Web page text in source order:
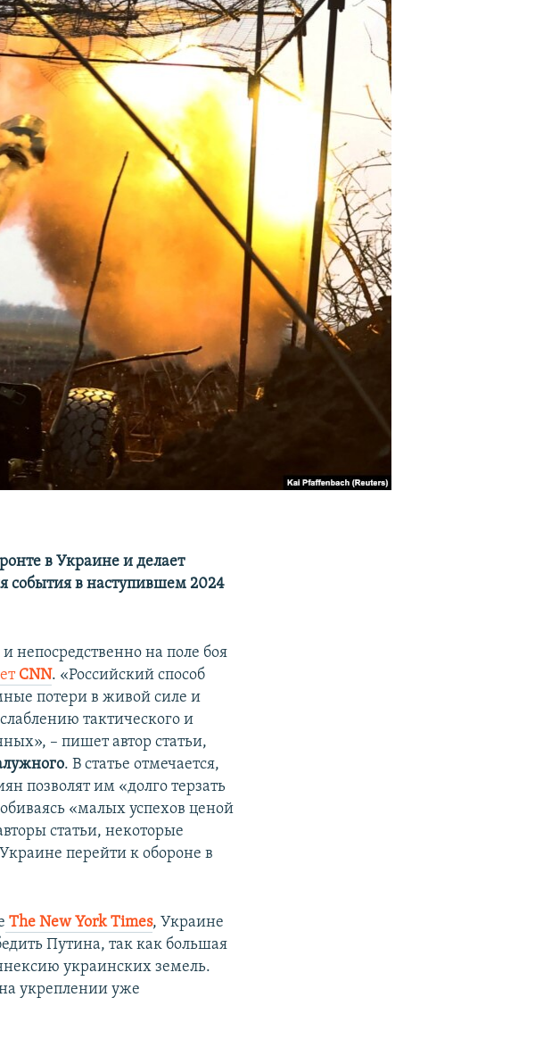
в Украине и делает
события в наступившем 2024
непосредственно на поле боя
CNN. «Российский способ
потери в живой силе и
тактического и
– пишет автор статьи,
. В статье отмечается,
позволят им «долго терзать
«малых успехов ценой
статьи, некоторые
перейти к обороне в
The New York Times, Украине
Путина, так как большая
украинских земель.
на укреплении уже